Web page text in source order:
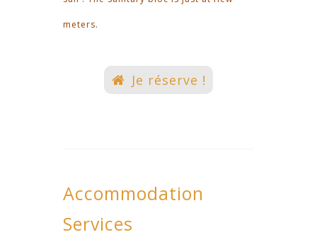
meters.
Je réserve !
Accommodation
Services